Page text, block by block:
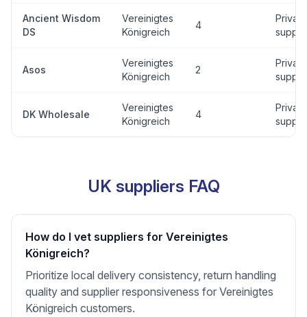
Ancient Wisdom
DS
Vereinigtes
Königreich
4
Private
Asos
Vereinigtes
Königreich
2
Private
DK Wholesale
Vereinigtes
Königreich
4
Private
UK suppliers FAQ
How do I vet suppliers for Vereinigtes
Königreich?
Prioritize local delivery consistency, return handling
quality and supplier responsiveness for Vereinigtes
Königreich customers.